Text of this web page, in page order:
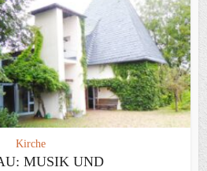
Kirche
MUSIK UND